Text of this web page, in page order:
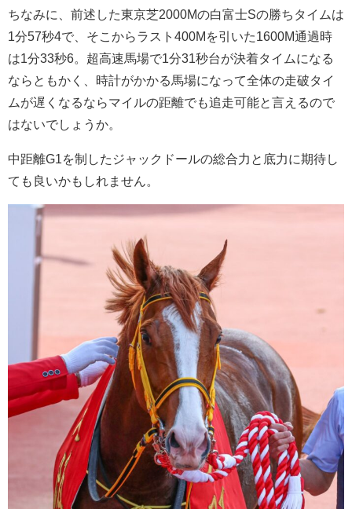
ちなみに、前述した東京芝2000Mの白富士Sの勝ちタイムは
1分57秒4で、そこからラスト400Mを引いた1600M通過時
は1分33秒6。超高速馬場で1分31秒台が決着タイムになる
ならともかく、時計がかかる馬場になって全体の走破タイ
ムが遅くなるならマイルの距離でも追走可能と言えるので
はないでしょうか。
中距離G1を制したジャックドールの総合力と底力に期待し
ても良いかもしれません。